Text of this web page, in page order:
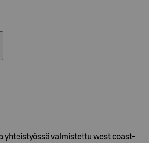
yhteistyössä valmistettu west coast-